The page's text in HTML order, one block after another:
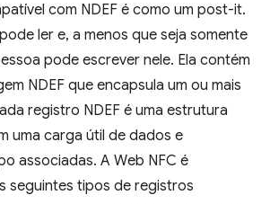
com NDEF é como um post-it.
ler e, a menos que seja somente
pode escrever nele. Ela contém
NDEF que encapsula um ou mais
registro NDEF é uma estrutura
uma carga útil de dados e
associadas. A Web NFC é
seguintes tipos de registros